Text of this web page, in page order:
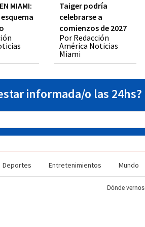
MIAMI:
Taiger podría
celebrarse a
comienzos de 2027
Por Redacción
América Noticias
Miami
informada/o las 24hs?
Deportes Entretenimientos Mundo
Dónde vernos